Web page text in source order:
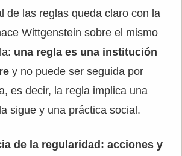
de las reglas queda claro con la
Wittgenstein sobre el mismo
una regla es una institución
y no puede ser seguida por
es decir, la regla implica una
sigue y una práctica social.
de la regularidad: acciones y